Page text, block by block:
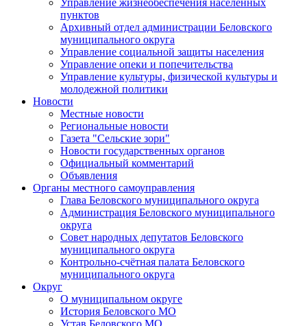
Управление жизнеобеспечения населенных
пунктов
Архивный отдел администрации Беловского
муниципального округа
Управление социальной защиты населения
Управление опеки и попечительства
Управление культуры, физической культуры и
молодежной политики
Новости
Местные новости
Региональные новости
Газета "Сельские зори"
Новости государственных органов
Официальный комментарий
Объявления
Органы местного самоуправления
Глава Беловского муниципального округа
Администрация Беловского муниципального
округа
Совет народных депутатов Беловского
муниципального округа
Контрольно-счётная палата Беловского
муниципального округа
Округ
О муниципальном округе
История Беловского МО
Устав Беловского МО